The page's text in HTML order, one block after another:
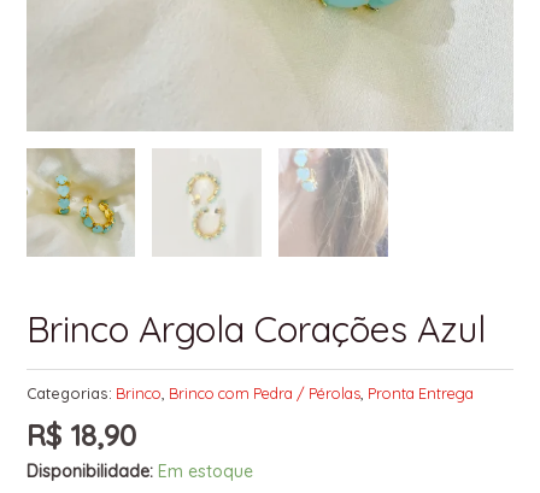
Brinco Argola Corações Azul
Categorias: Brinco Brinco com Pedra / Pérolas, Pronta Entrega
R$18,90
Disponibilidade: Em estoque